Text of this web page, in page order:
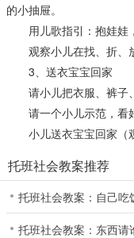
的小抽屉。
用儿歌指引：抱娃娃，
观察小儿在找、折、
3、送衣宝宝回家
请小儿把衣服、裤子、
请一个小儿示范，看好
小儿送衣宝宝回家（观
托班社会教案推荐
托班社会教案：自己吃
托班社会教案：东西请